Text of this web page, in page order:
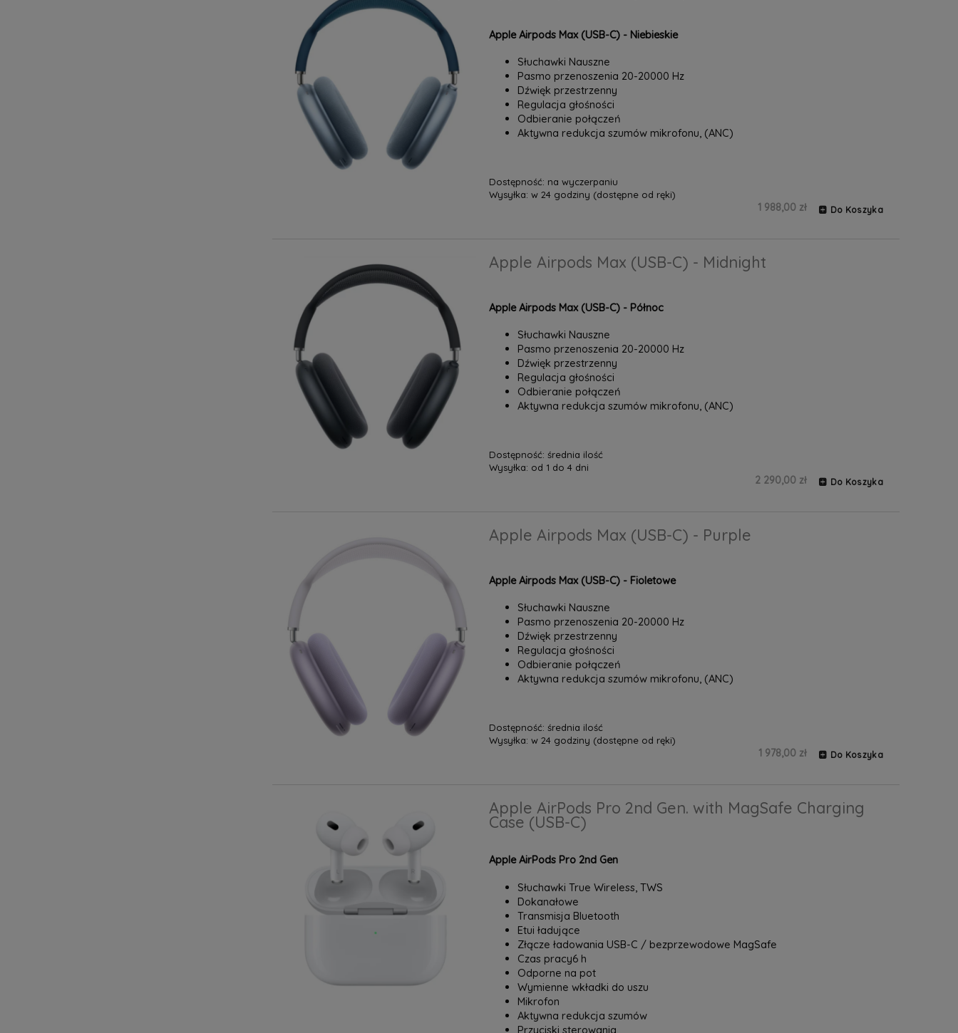
Apple Airpods Max (USB-C) - Niebieskie
Słuchawki Nauszne
Pasmo przenoszenia 20-20000 Hz
Dźwięk przestrzenny
Regulacja głośności
Odbieranie połączeń
Aktywna redukcja szumów mikrofonu, (ANC)
Dostępność: na wyczerpaniu
Wysyłka: w 24 godziny (dostępne od ręki)
1 988,00 zł Do Koszyka
Apple Airpods Max (USB-C) - Midnight
Apple Airpods Max (USB-C) - Północ
Słuchawki Nauszne
Pasmo przenoszenia 20-20000 Hz
Dźwięk przestrzenny
Regulacja głośności
Odbieranie połączeń
Aktywna redukcja szumów mikrofonu, (ANC)
Dostępność: średnia ilość
Wysyłka: od 1 do 4 dni
2 290,00 zł Do Koszyka
Apple Airpods Max (USB-C) - Purple
Apple Airpods Max (USB-C) - Fioletowe
Słuchawki Nauszne
Pasmo przenoszenia 20-20000 Hz
Dźwięk przestrzenny
Regulacja głośności
Odbieranie połączeń
Aktywna redukcja szumów mikrofonu, (ANC)
Dostępność: średnia ilość
Wysyłka: w 24 godziny (dostępne od ręki)
1 978,00 zł Do Koszyka
Apple AirPods Pro 2nd Gen. with MagSafe Charging
Case (USB-C)
Apple AirPods Pro 2nd Gen
Słuchawki True Wireless, TWS
Dokanałowe
Transmisja Bluetooth
Etui ładujące
Złącze ładowania USB-C / bezprzewodowe MagSafe
Czas pracy6 h
Odporne na pot
Wymienne wkładki do uszu
Mikrofon
Aktywna redukcja szumów
Przyciski sterowania